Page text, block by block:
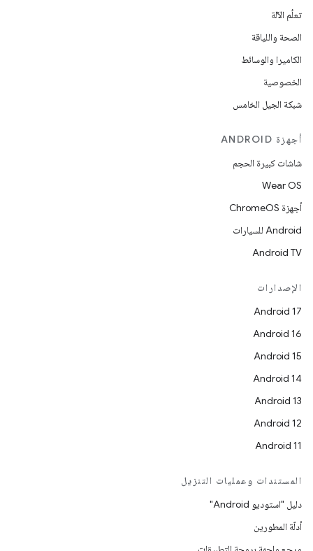
تعلُم الآلة
الصحة واللياقة
الكاميرا والوسائط
الخصوصية
شبكة الجيل الخامس
أجهزة ANDROID
شاشات كبيرة الحجم
Wear OS
أجهزة ChromeOS
Android للسيارات
Android TV
الإصدارات
Android 17
Android 16
Android 15
Android 14
Android 13
Android 12
Android 11
المستندات وعمليات التنزيل
دليل "استوديو Android"
أدلّة المطورين